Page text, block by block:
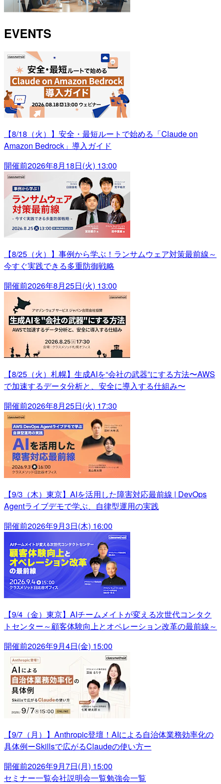
EVENTS
【8/18（火）】安全・最短ルートで始める「Claude on
Amazon Bedrock」導入ガイド
開催前2026年8月18日(火) 13:00
【8/25（火）】事例から学ぶ！ランサムウェア対策最前線～
今すぐ実践できる多重防御戦略
開催前2026年8月25日(火) 13:00
【8/25（火）札幌】生成AIを“会社の武器”にする方法〜AWS
で加速するデータ分析と、安全に導入する仕組み〜
開催前2026年8月25日(火) 17:30
【9/3（木）東京】AIを活用した障害対応最前線 | DevOps
Agentライブデモで学ぶ、自律型運用の実践
開催前2026年9月3日(木) 16:00
【9/4（金）東京】AIチームメイトが変える次世代コンタク
トセンター～顧客体験向上とオペレーション改革の最前線～
開催前2026年9月4日(金) 15:00
【9/7（月）】Anthropic登壇！AIによる自治体業務効率化の
具体例ーSkillsで広がるClaudeの使い方ー
開催前2026年9月7日(月) 15:00
セミナー一覧会社説明会一覧勉強会一覧